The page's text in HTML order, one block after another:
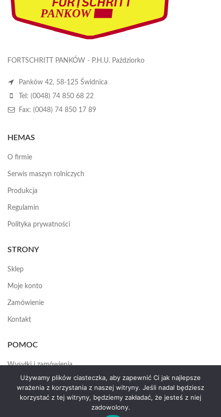
FORTSCHRITT PANKÓW - P.H.U. Paździorko
Panków 42, 58-125 Świdnica
Tel: (0048) 74 850 68 22
Fax: (0048) 74 850 17 89
HEMAS
O firmie
Serwis maszyn rolniczych
Produkcja
Regulamin
Polityka prywatności
STRONY
Sklep
Moje konto
Zamówienie
Kontakt
POMOC
Wysyłki i zamówienia
Jak założyć konto
Używamy plików ciasteczka, aby zapewnić Ci jak najlepsze
wrażenia z korzystania z naszej witryny. Jeśli nadal będziesz
korzystać z tej witryny, będziemy zakładać, że jesteś z niej
zadowolony.